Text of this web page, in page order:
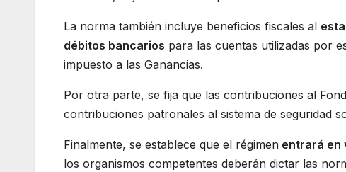
La norma también incluye beneficios fiscales al
débitos bancarios para las cuentas utilizadas por
impuesto a las Ganancias.
Por otra parte, se fija que las contribuciones al
contribuciones patronales al sistema de seguridad
Finalmente, se establece que el régimen entrará en
los organismos competentes deberán dictar las